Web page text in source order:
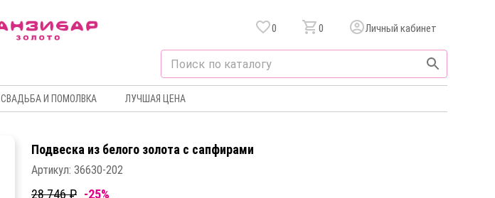
0 0 Личный кабинет
СВАДЬБА И ПОМОЛВКА ЛУЧШАЯ ЦЕНА
Подвеска из белого золота c сапфирами
Артикул: 36630-202
28 746 ₽ -25%